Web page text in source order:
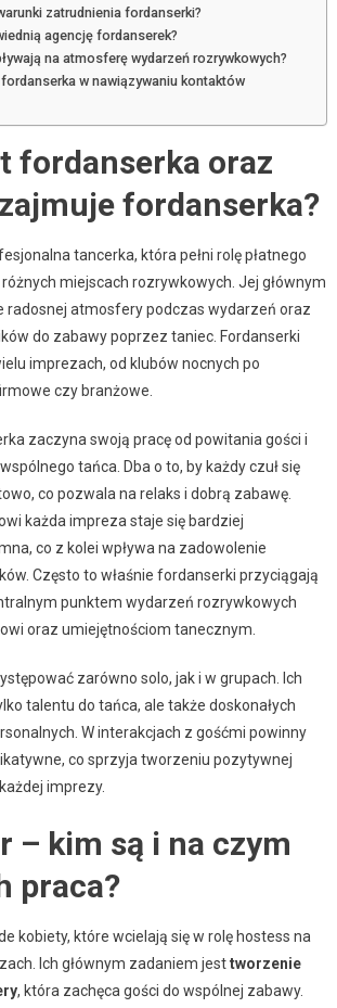
zatrudnienia fordanserki?
agencję fordanserek?
na atmosferę wydarzeń rozrywkowych?
w nawiązywaniu kontaktów
fordanserka oraz
fordanserka?
tancerka, która pełni rolę płatnego
miejscach rozrywkowych. Jej głównym
radosnej atmosfery podczas wydarzeń oraz
do zabawy poprzez taniec. Fordanserki
imprezach, od klubów nocnych po
czy branżowe.
zaczyna swoją pracę od powitania gości i
tańca. Dba o to, by każdy czuł się
co pozwala na relaks i dobrą zabawę.
każda impreza staje się bardziej
co z kolei wpływa na zadowolenie
Często to właśnie fordanserki przyciągają
punktem wydarzeń rozrywkowych
oraz umiejętnościom tanecznym.
zarówno solo, jak i w grupach. Ich
talentu do tańca, ale także doskonałych
W interakcjach z gośćmi powinny
co sprzyja tworzeniu pozytywnej
imprezy.
– kim są i na czym
praca?
kobiety, które wcielają się w rolę hostess na
Ich głównym zadaniem jesttworzenie
, która zachęca gości do wspólnej zabawy.